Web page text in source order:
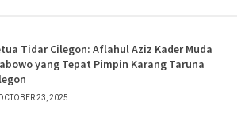
Tidar Cilegon: Aflahul Aziz Kader Muda
yang Tepat Pimpin Karang Taruna
23, 2025